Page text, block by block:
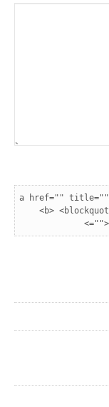
<a href=""
<b>